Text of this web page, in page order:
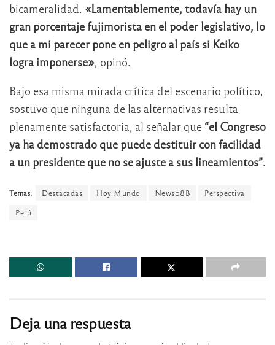
bicameralidad. «Lamentablemente, todavía hay un
gran porcentaje fujimorista en el poder legislativo, lo
que a mi parecer pone en peligro al país si Keiko
logra imponerse», opinó.
Bajo esa misma mirada crítica del escenario político,
sostuvo que ninguna de las alternativas resulta
plenamente satisfactoria, al señalar que “el Congreso
ya ha demostrado que puede destituir con facilidad
a un presidente que no se ajuste a sus lineamientos”.
Temas: Destacadas Hoy Mundo News08B
Perspectiva
Perú
Deja una respuesta